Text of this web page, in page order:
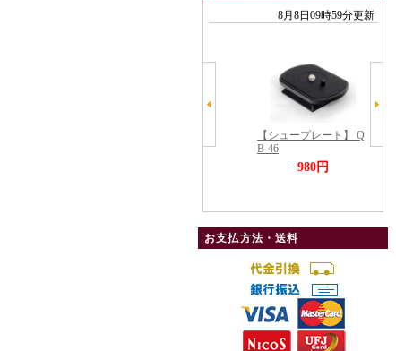
アクセサリー
付属ケーブル
お支払方法・送料